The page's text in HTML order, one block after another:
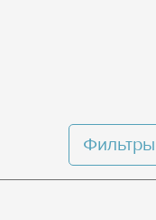
Фильтры